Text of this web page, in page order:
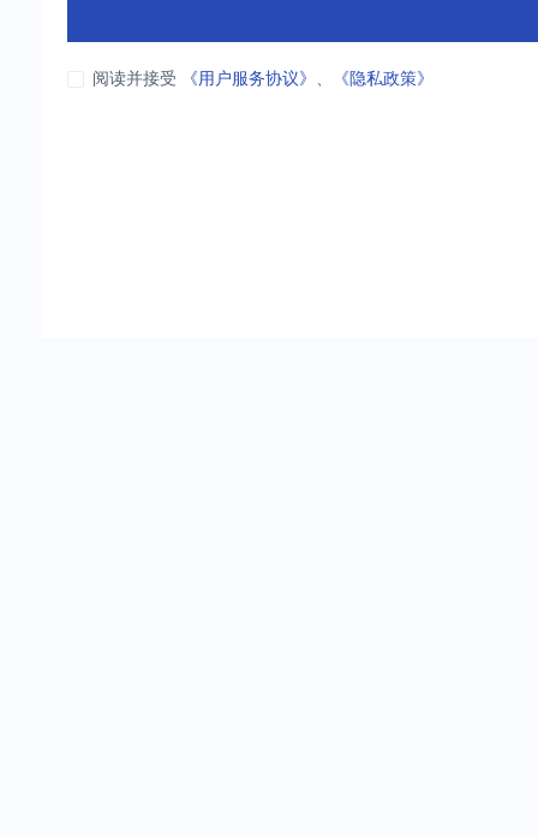
阅读并接受 《用户服务协议》 、 《隐私政策》